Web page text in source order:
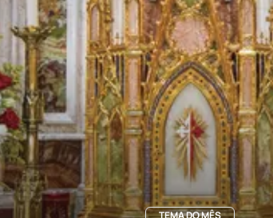
TEMA DO MÊS